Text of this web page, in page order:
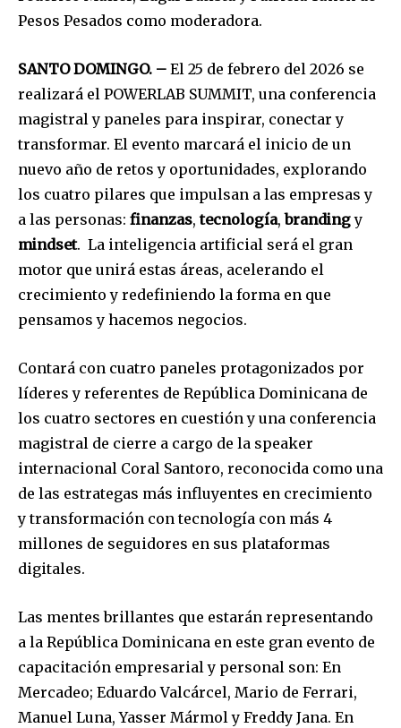
Pesos Pesados como moderadora.
SANTO DOMINGO. – El 25 de febrero del 2026 se
realizará el POWERLAB SUMMIT, una conferencia
magistral y paneles para inspirar, conectar y
transformar. El evento marcará el inicio de un
nuevo año de retos y oportunidades, explorando
los cuatro pilares que impulsan a las empresas y
a las personas: finanzas,tecnología,brandingy
mindset. La inteligencia artificial será el gran
motor que unirá estas áreas, acelerando el
crecimiento y redefiniendo la forma en que
pensamos y hacemos negocios.
Contará con cuatro paneles protagonizados por
líderes y referentes de República Dominicana de
los cuatro sectores en cuestión y una conferencia
magistral de cierre a cargo de la speaker
internacional Coral Santoro, reconocida como una
de las estrategas más influyentes en crecimiento
y transformación con tecnología con más 4
millones de seguidores en sus plataformas
digitales.
Las mentes brillantes que estarán representando
a la República Dominicana en este gran evento de
capacitación empresarial y personal son: En
Mercadeo; Eduardo Valcárcel, Mario de Ferrari,
Manuel Luna, Yasser Mármol y Freddy Jana. En